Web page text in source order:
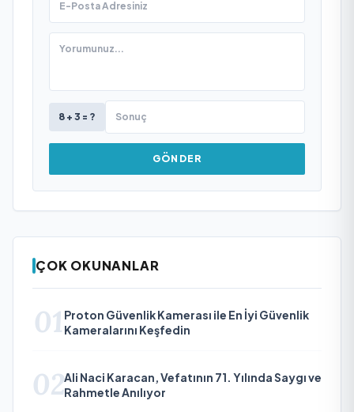
8 + 3 = ?
GÖNDER
ÇOK OKUNANLAR
01 Proton Güvenlik Kamerası ile En İyi Güvenlik
Kameralarını Keşfedin
02Ali Naci Karacan, Vefatının 71. Yılında Saygı ve
Rahmetle Anılıyor